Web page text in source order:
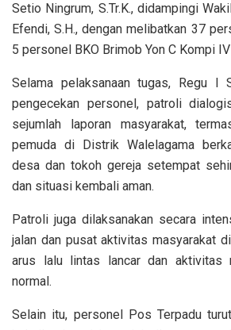
Setio Ningrum, S.Tr.K., didampingi
Efendi, S.H., dengan melibatkan 37
5 personel BKO Brimob Yon C Kompi
Selama pelaksanaan tugas, Regu I
pengecekan personel, patroli
sejumlah laporan masyarakat,
pemuda di Distrik Walelagama
desa dan tokoh gereja setempat
dan situasi kembali aman.
Patroli juga dilaksanakan secara
jalan dan pusat aktivitas masyarakat
arus lalu lintas lancar dan aktivitas
normal.
Selain itu, personel Pos Terpadu